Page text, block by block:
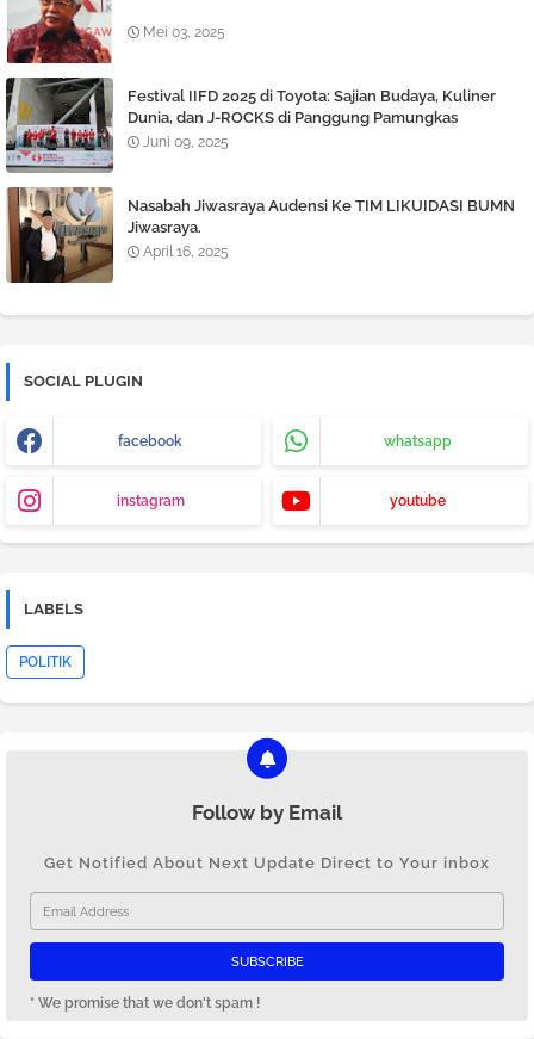
Mei 03, 2025
Festival IIFD 2025 di Toyota: Sajian Budaya, Kuliner
Dunia, dan J-ROCKS di Panggung Pamungkas
Juni 09, 2025
Nasabah Jiwasraya Audensi Ke TIM LIKUIDASI BUMN
Jiwasraya.
April 16, 2025
SOCIAL PLUGIN
facebook whatsapp
instagram youtube
LABELS
POLITIK
Follow by Email
Get Notified About Next Update Direct to Your inbox
* We promise that we don't spam !